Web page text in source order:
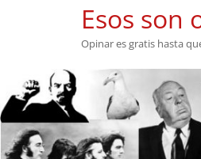
Esos son
Opinar es gratis hasta